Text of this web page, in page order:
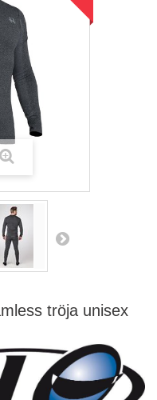
tröja unisex